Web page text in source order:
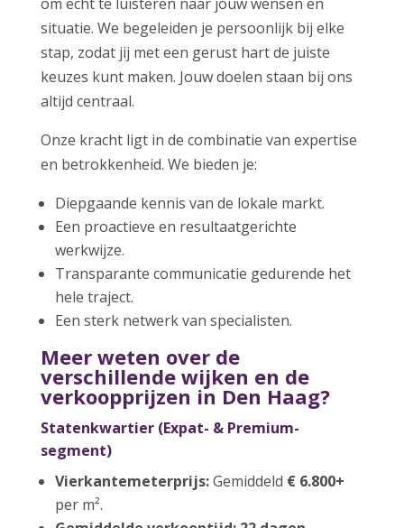
situatie. We begeleiden je persoonlijk bij elke
stap, zodat jij met een gerust hart de juiste
keuzes kunt maken. Jouw doelen staan bij ons
altijd centraal.
Onze kracht ligt in de combinatie van expertise
en betrokkenheid. We bieden je:
Diepgaande kennis van de lokale markt.
Een proactieve en resultaatgerichte
werkwijze.
Transparante communicatie gedurende het
hele traject.
Een sterk netwerk van specialisten.
Meer weten over de
verschillende wijken en de
verkoopprijzen in Den Haag?
Statenkwartier (Expat- & Premium-
segment)
Vierkantemeterprijs:Gemiddeld € 6.800+
per m².